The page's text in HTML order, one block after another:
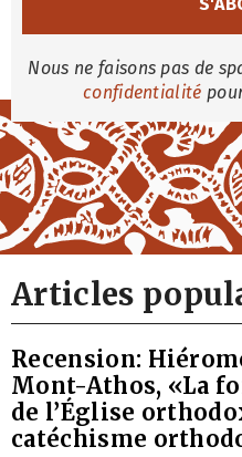
Nous ne faisons pas de
confidentialité
Articles
Recension:
Mont-Athos, «La
de l’Église
catéchisme